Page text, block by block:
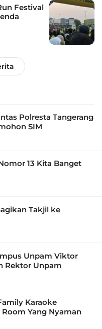
Festival
Polresta Tangerang
SIM
13 Kita Banget
Takjil ke
Unpam Viktor
Rektor Unpam
Karaoke
Room Yang Nyaman